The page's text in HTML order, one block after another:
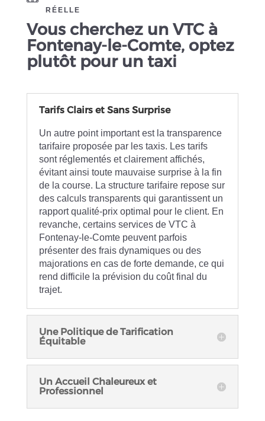
RÉELLE
Vous cherchez un VTC à
Fontenay-le-Comte, optez
plutôt pour un taxi
Tarifs Clairs et Sans Surprise
Un autre point important est la transparence
tarifaire proposée par les taxis. Les tarifs
sont réglementés et clairement affichés,
évitant ainsi toute mauvaise surprise à la fin
de la course. La structure tarifaire repose sur
des calculs transparents qui garantissent un
rapport qualité-prix optimal pour le client. En
revanche, certains services de VTC à
Fontenay-le-Comte peuvent parfois
présenter des frais dynamiques ou des
majorations en cas de forte demande, ce qui
rend difficile la prévision du coût final du
trajet.
Une Politique de Tarification
Équitable
Un Accueil Chaleureux et
Professionnel